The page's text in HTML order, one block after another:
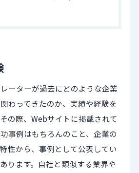
ーターが過去にどのような企業
わってきたのか、実績や経験を
の際、Webサイトに掲載されて
事例はもちろんのこと、企業の
性から、事例として公表してい
ります。自社と類似する業界や